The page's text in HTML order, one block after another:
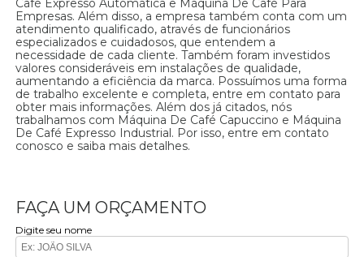
Café Expresso Automática e Máquina De Café Para
Empresas. Além disso, a empresa também conta com um
atendimento qualificado, através de funcionários
especializados e cuidadosos, que entendem a
necessidade de cada cliente. Também foram investidos
valores consideráveis em instalações de qualidade,
aumentando a eficiência da marca. Possuímos uma forma
de trabalho excelente e completa, entre em contato para
obter mais informações. Além dos já citados, nós
trabalhamos com Máquina De Café Capuccino e Máquina
De Café Expresso Industrial. Por isso, entre em contato
conosco e saiba mais detalhes.
FAÇA UM ORÇAMENTO
Digite seu nome